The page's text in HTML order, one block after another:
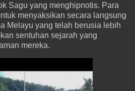
Sagu yang menghipnotis. Para
menyaksikan secara langsung
Melayu yang telah berusia lebih
sentuhan sejarah yang
mereka.